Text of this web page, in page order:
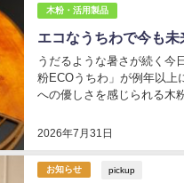
木粉・活用製品
エコなうちわで今も未
2026年7月31日
うだるような暑さが続く今
粉ECOうちわ」が例年以上
への優しさを感じられる木
お知らせ pickup